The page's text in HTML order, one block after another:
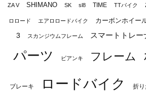
ZA V SHIMANO SK sl8 TIME TTバイク
ロロード エアロロードバイク カーボンホイー
3
スカンジウムフレーム スマートトレー
パーツ ビアンキ フレーム
ブレーキ ロードバイク 折